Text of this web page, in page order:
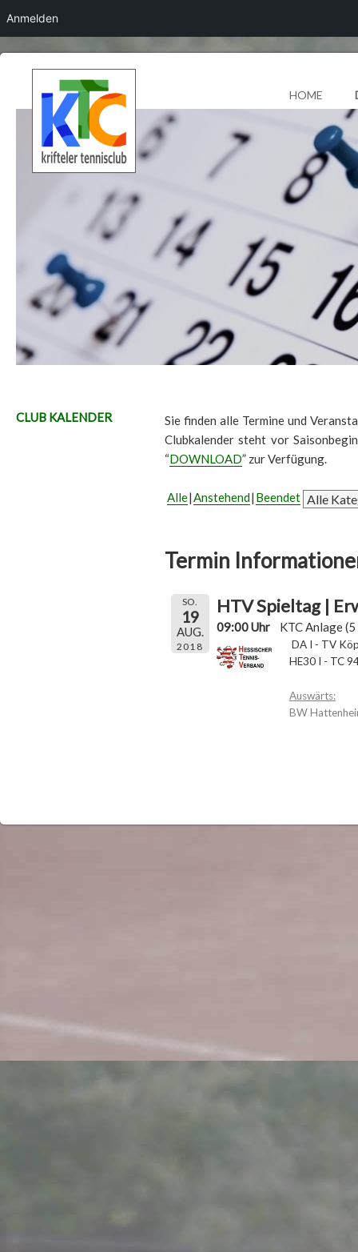
HOME
CLUB KALENDER
Sie finden alle Termine und
Clubkalender steht vor
“DOWNLOAD” zur Verfügung.
Alle Anstehend Beendet
Termin
SO.
19
AUG.
2018
HTV Spieltag |
09:00 Uhr KTC Anlage
DA I - TV
HE30 I - TC
Auswärts:
BW
Anmelden